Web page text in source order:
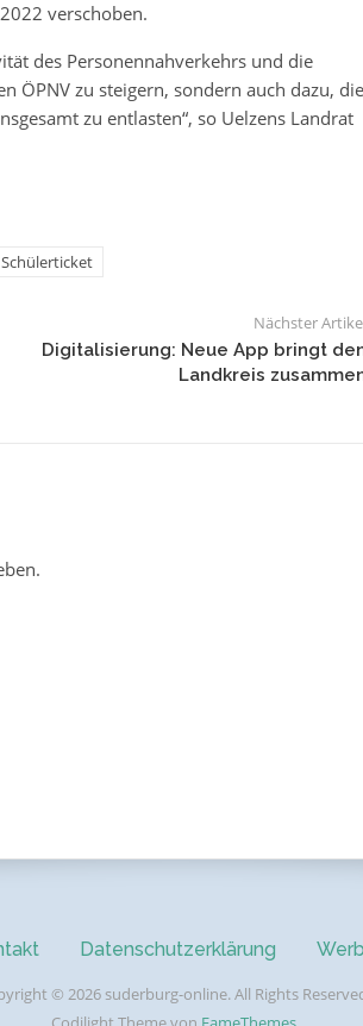
verschoben.
des Personennahverkehrs und die
ÖPNV zu steigern, sondern auch dazu, die
zu entlasten“, so Uelzens Landrat
Schülerticket
Nächster
Digitalisierung: Neue App bringt
Landkreis
Datenschutzerklärung
© 2026 suderburg-online. All Rights